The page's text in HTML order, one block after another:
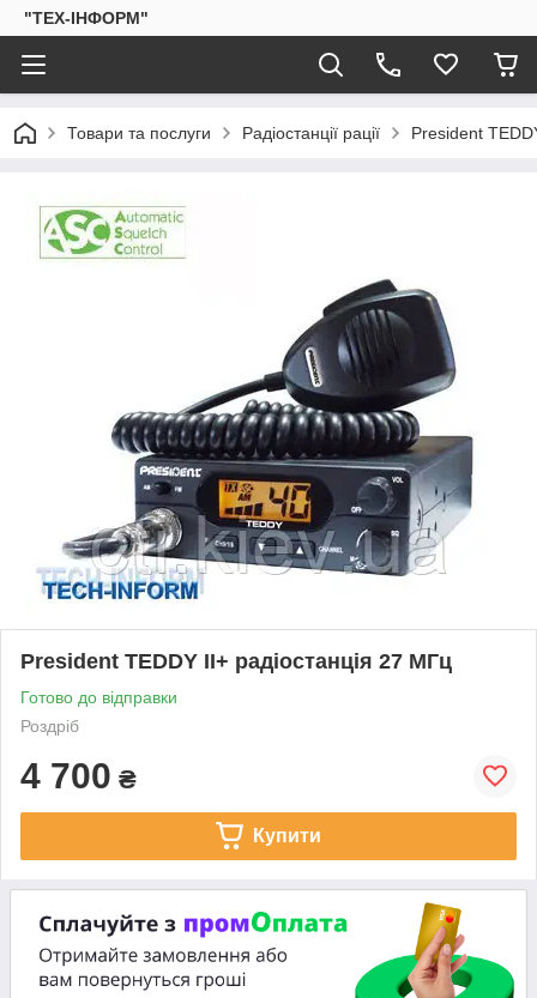
"ТЕХ-ІНФОРМ"
Товари та послуги Радіостанції рації President
President TEDDY II+ радіостанція 27 МГц
Готово до відправки
Роздріб
4 700 ₴
Купити